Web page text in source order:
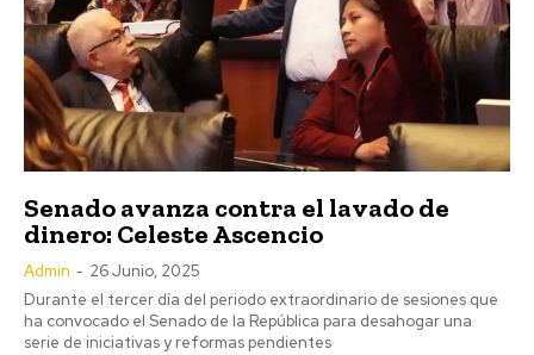
Senado avanza contra el lavado de
dinero: Celeste Ascencio
Admin - 26 Junio, 2025
Durante el tercer día del periodo extraordinario de sesiones que
ha convocado el Senado de la República para desahogar una
serie de iniciativas y reformas pendientes